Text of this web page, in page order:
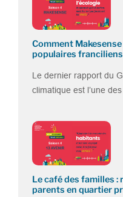
Comment
populaires
Le dernier rapport du
climatique est l’une
Le café des familles :
parents en quartier